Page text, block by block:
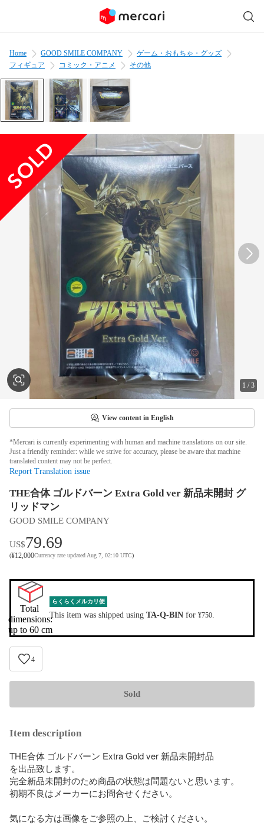
Home GOOD SMILE COMPANY
ゲーム・おもちゃ・グッズ
フィギュア
コミック・アニメ その他
1 /3
View content in English
*Mercari is currently experimenting with human and machine translations on our site.
Just a friendly reminder: while we strive for accuracy, please be aware that machine
translated content may not be perfect.
Report Translation issue
THE合体 ゴルドバーン Extra Gold ver 新品未開封 グ
リッドマン
GOOD SMILE COMPANY
US$79.69
(¥12,000Currency rate updated Aug 7, 02:10 UTC)
Total
dimensions:
up to 60 cm
らくらくメルカリ便
This item was shipped using TA-Q-BIN for ¥750.
4
Sold
Item description
THE合体 ゴルドバーン Extra Gold ver 新品未開封品
を出品致します。
完全新品未開封のため商品の状態は問題ないと思います。
初期不良はメーカーにお問合せください。
気になる方は画像をご参照の上、ご検討ください。